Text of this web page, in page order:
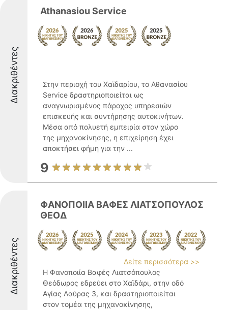
Διακριθέντες
Athanasiou Service
Στην περιοχή του Χαϊδαρίου, το Αθανασίου
Service δραστηριοποιείται ως
αναγνωρισμένος πάροχος υπηρεσιών
επισκευής και συντήρησης αυτοκινήτων.
Μέσα από πολυετή εμπειρία στον χώρο
της μηχανοκίνησης, η επιχείρηση έχει
αποκτήσει φήμη για την ...
9
Διακριθέντες
ΦΑΝΟΠΟΙΙΑ ΒΑΦΕΣ ΛΙΑΤΣΟΠΟΥΛΟΣ
ΘΕΟΔ
Δείτε περισσότερα >>
Η Φανοποιία Βαφές Λιατσόπουλος
Θεόδωρος εδρεύει στο Χαϊδάρι, στην οδό
Αγίας Λαύρας 3, και δραστηριοποιείται
στον τομέα της μηχανοκίνησης,